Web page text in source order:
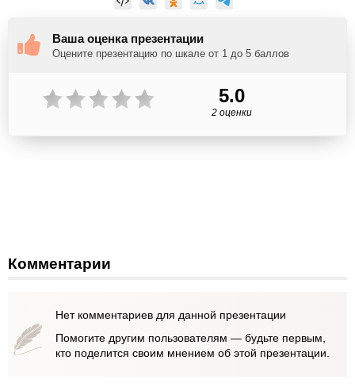
Ваша оценка презентации
Оцените презентацию по шкале от 1 до 5 баллов
5.0
2 оценки
Комментарии
Нет комментариев для данной презентации
Помогите другим пользователям — будьте первым,
кто поделится своим мнением об этой презентации.